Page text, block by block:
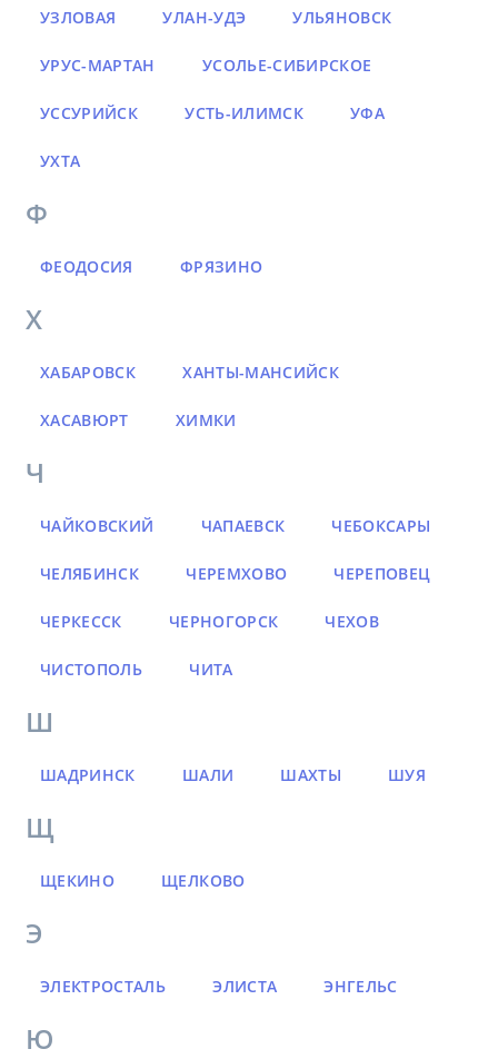
УЗЛОВАЯ УЛАН-УДЭ УЛЬЯНОВСК
УРУС-МАРТАН УСОЛЬЕ-СИБИРСКОЕ
УССУРИЙСК УСТЬ-ИЛИМСК УФА
УХТА
Ф
ФЕОДОСИЯ ФРЯЗИНО
Х
ХАБАРОВСК ХАНТЫ-МАНСИЙСК
ХАСАВЮРТ ХИМКИ
Ч
ЧАЙКОВСКИЙ ЧАПАЕВСК ЧЕБОКСАРЫ
ЧЕЛЯБИНСК ЧЕРЕМХОВО ЧЕРЕПОВЕЦ
ЧЕРКЕССК ЧЕРНОГОРСК ЧЕХОВ
ЧИСТОПОЛЬ ЧИТА
Ш
ШАДРИНСК ШАЛИ ШАХТЫ ШУЯ
Щ
ЩЕКИНО ЩЕЛКОВО
Э
ЭЛЕКТРОСТАЛЬ ЭЛИСТА ЭНГЕЛЬС
Ю